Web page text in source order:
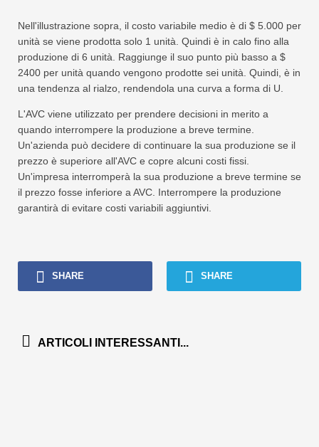
Nell'illustrazione sopra, il costo variabile medio è di $ 5.000 per
unità se viene prodotta solo 1 unità. Quindi è in calo fino alla
produzione di 6 unità. Raggiunge il suo punto più basso a $
2400 per unità quando vengono prodotte sei unità. Quindi, è in
una tendenza al rialzo, rendendola una curva a forma di U.
L'AVC viene utilizzato per prendere decisioni in merito a
quando interrompere la produzione a breve termine.
Un'azienda può decidere di continuare la sua produzione se il
prezzo è superiore all'AVC e copre alcuni costi fissi.
Un'impresa interromperà la sua produzione a breve termine se
il prezzo fosse inferiore a AVC. Interrompere la produzione
garantirà di evitare costi variabili aggiuntivi.
SHARE SHARE
ARTICOLI INTERESSANTI...